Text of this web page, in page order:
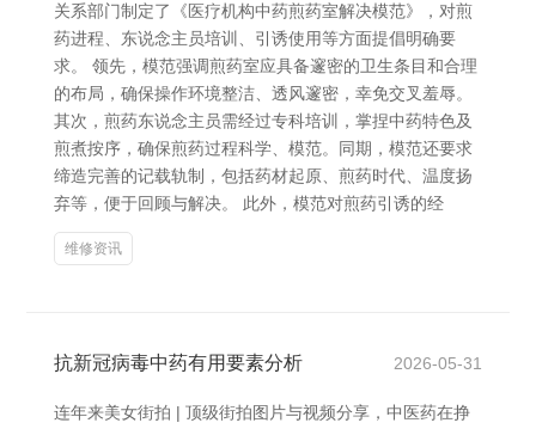
关系部门制定了《医疗机构中药煎药室解决模范》，对煎
药进程、东说念主员培训、引诱使用等方面提倡明确要
求。 领先，模范强调煎药室应具备邃密的卫生条目和合理
的布局，确保操作环境整洁、透风邃密，幸免交叉羞辱。
其次，煎药东说念主员需经过专科培训，掌捏中药特色及
煎煮按序，确保煎药过程科学、模范。同期，模范还要求
缔造完善的记载轨制，包括药材起原、煎药时代、温度扬
弃等，便于回顾与解决。 此外，模范对煎药引诱的经
维修资讯
抗新冠病毒中药有用要素分析 2026-05-31
连年来美女街拍 | 顶级街拍图片与视频分享，中医药在挣